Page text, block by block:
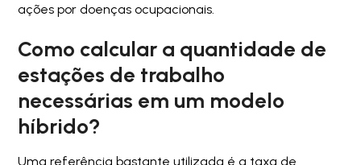
ações por doenças ocupacionais.
Como calcular a quantidade de
estações de trabalho
necessárias em um modelo
híbrido?
Uma referência bastante utilizada é a taxa de